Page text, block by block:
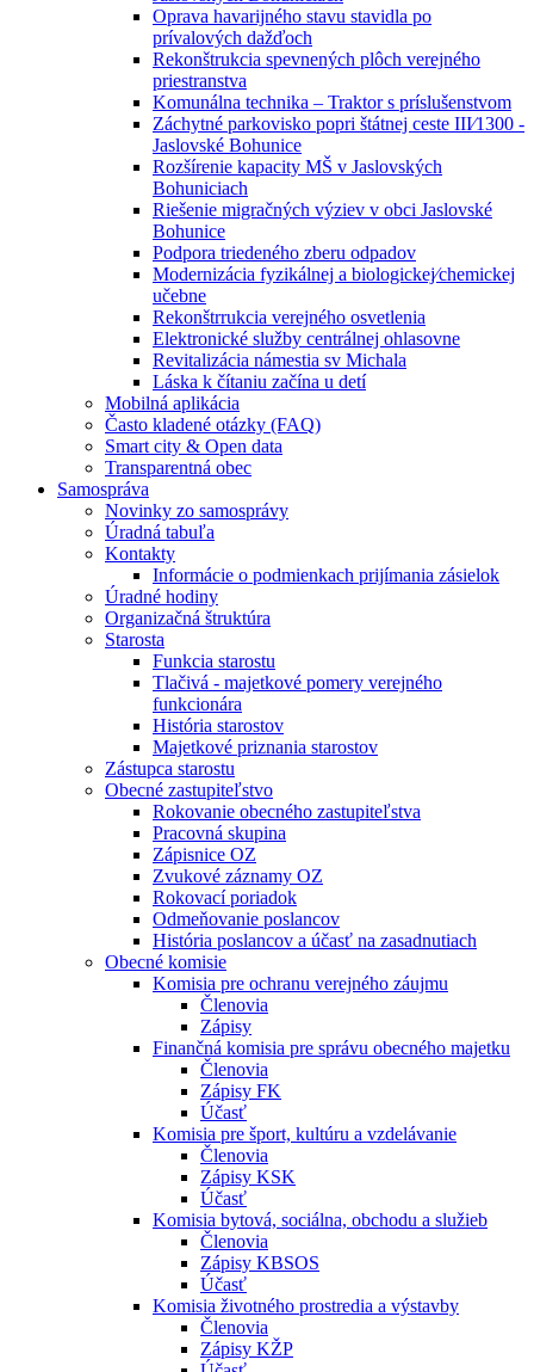
Oprava havarijného stavu stavidla po
prívalových dažďoch
Rekonštrukcia spevnených plôch verejného
priestranstva
Komunálna technika – Traktor s príslušenstvom
Záchytné parkovisko popri štátnej ceste III⁄1300 -
Jaslovské Bohunice
Rozšírenie kapacity MŠ v Jaslovských
Bohuniciach
Riešenie migračných výziev v obci Jaslovské
Bohunice
Podpora triedeného zberu odpadov
Modernizácia fyzikálnej a biologickej⁄chemickej
učebne
Rekonštrrukcia verejného osvetlenia
Elektronické služby centrálnej ohlasovne
Revitalizácia námestia sv Michala
Láska k čítaniu začína u detí
Mobilná aplikácia
Často kladené otázky (FAQ)
Smart city & Open data
Transparentná obec
Samospráva
Novinky zo samosprávy
Úradná tabuľa
Kontakty
Informácie o podmienkach prijímania zásielok
Úradné hodiny
Organizačná štruktúra
Starosta
Funkcia starostu
Tlačivá - majetkové pomery verejného
funkcionára
História starostov
Majetkové priznania starostov
Zástupca starostu
Obecné zastupiteľstvo
Rokovanie obecného zastupiteľstva
Pracovná skupina
Zápisnice OZ
Zvukové záznamy OZ
Rokovací poriadok
Odmeňovanie poslancov
História poslancov a účasť na zasadnutiach
Obecné komisie
Komisia pre ochranu verejného záujmu
Členovia
Zápisy
Finančná komisia pre správu obecného majetku
Členovia
Zápisy FK
Účasť
Komisia pre šport, kultúru a vzdelávanie
Členovia
Zápisy KSK
Účasť
Komisia bytová, sociálna, obchodu a služieb
Členovia
Zápisy KBSOS
Účasť
Komisia životného prostredia a výstavby
Členovia
Zápisy KŽP